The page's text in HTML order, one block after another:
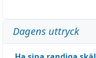
Dagens uttryck